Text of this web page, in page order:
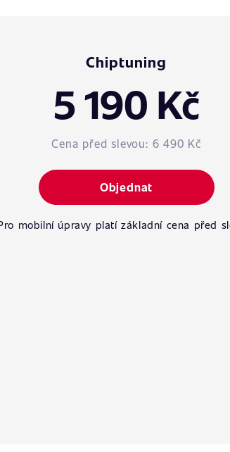
Chiptuning
5 190 Kč
Cena před slevou: 6 490 Kč
Objednat
mobilní úpravy platí základní cena před